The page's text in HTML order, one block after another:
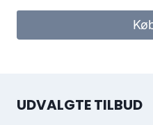
UDVALGTE TILBUD